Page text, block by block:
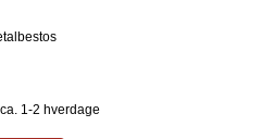
1-2 hverdage